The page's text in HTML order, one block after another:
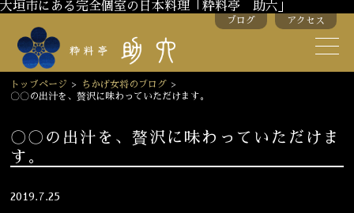
大垣市にある完全個室の日本料理「粋料亭 助六」
ブログ アクセス
トップページ > ちかげ女将のブログ >
〇〇の出汁を、贅沢に味わっていただけます。
〇〇の出汁を、贅沢に味わっていただけま
す。
2019.7.25
スタッフ紹介
季節のお料理